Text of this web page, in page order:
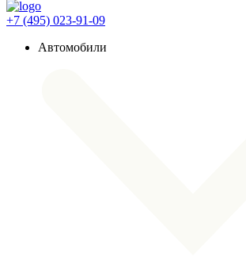
+7 (495) 023-91-09
Автомобили